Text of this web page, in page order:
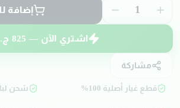
1 إضافة
اشتري الآن — 825
مشاركة
قطع غيار أصلية 100% شحن